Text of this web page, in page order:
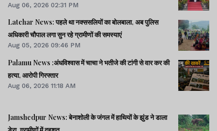
Aug 06, 2026 02:31 PM
Latehar News: पहले था नक्ससलियों का बोलबाला, अब पुलिस
अधिकारी चौपाल लगा सुन रहे ग्रामीणों की समस्याएं
Aug 05, 2026 09:46 PM
Palamu News :अंधविश्वास में चाचा ने भतीजे की टांगी से वार कर की
हत्या, आरोपी गिरफ्तार
Aug 06, 2026 11:18 AM
Jamshedpur News: बेनाशोली के जंगल में हाथियों के झुंड ने डाला